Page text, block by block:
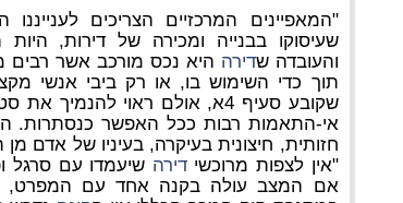
"המאפיינים המרכזיים הצריכים
שעיסוקו בבנייה ומכירה של דירות, היות
והעובדה שדירה היא נכס מורכב אשר רבים
תוך כדי השימוש בו, או רק ביבי אנשי
שקובע סעיף 4א, אולם ראוי
אי-התאמות רבות ככל האפשר כנסתרות.
חזותית, חיצונית בעיקרה, בעיניו של אדם מן
"אין לצפות מרוכשידירה שיעמדו עם
אם המצב עולה בקנה אחד עם המפרט,